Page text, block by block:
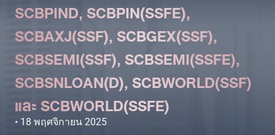
SCBPIND, SCBPIN(SSFE),
SCBAXJ(SSF), SCBGEX(SSF),
SCBSEMI(SSF), SCBSEMI(SSFE),
SCBSNLOAN(D), SCBWORLD(SSF)
และ SCBWORLD(SSFE)
18 พฤศจิกายน 2025